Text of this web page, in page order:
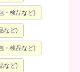
・検品など)
など)
・検品など)
など)